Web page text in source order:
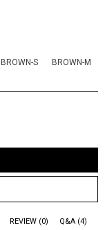
BROWN-S BROWN-M
REVIEW (0) Q&A (4)